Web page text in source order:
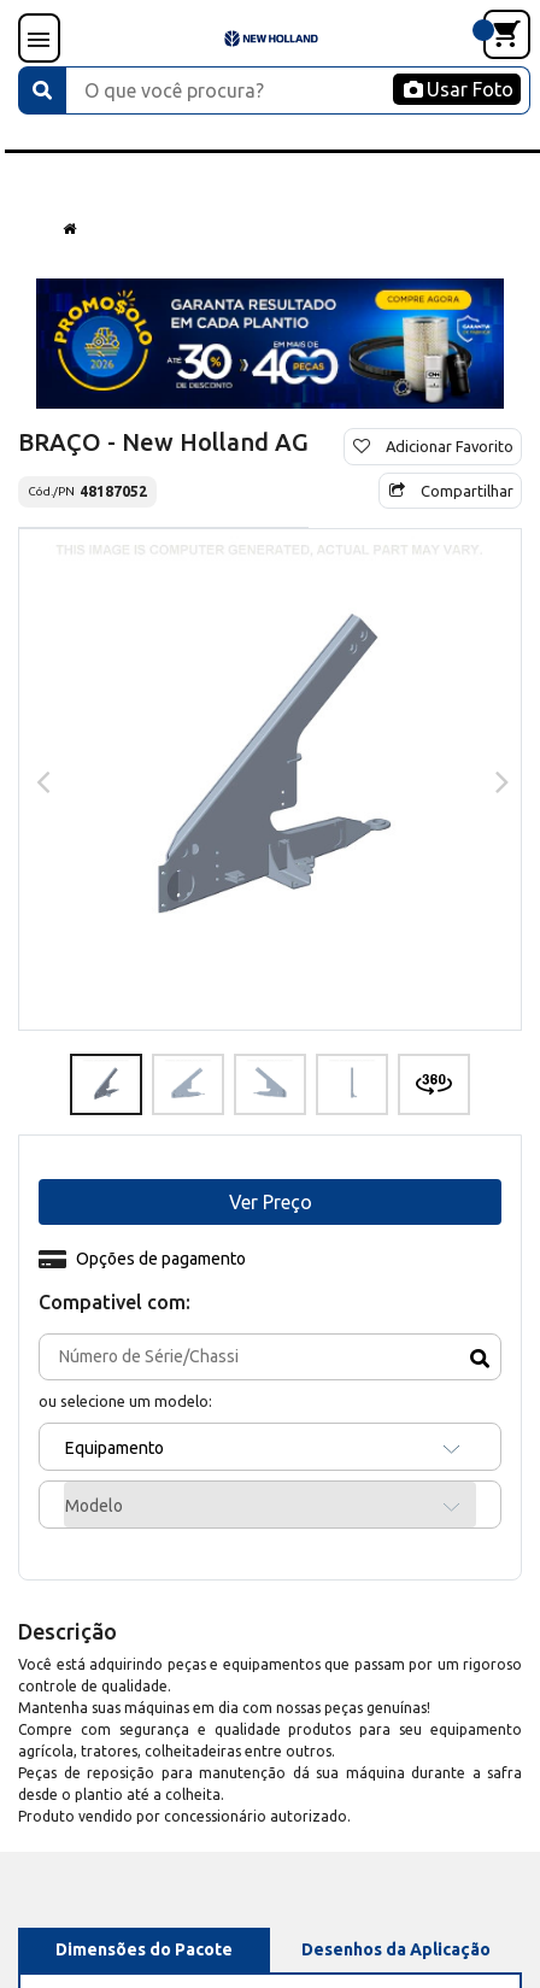
Usar Foto
BRAÇO - New Holland AG
Cód./PN 48187052
Adicionar Favorito
Compartilhar
Compativel com:
ou selecione um modelo:
Equipamento
Modelo
Opções de pagamento
Ver Preço
Descrição
Você está adquirindo peças e equipamentos que passam por um rigoroso
controle de qualidade.
Mantenha suas máquinas em dia com nossas peças genuínas!
Compre com segurança e qualidade produtos para seu equipamento
agrícola, tratores, colheitadeiras entre outros.
Peças de reposição para manutenção dá sua máquina durante a safra
desde o plantio até a colheita.
Produto vendido por concessionário autorizado.
Dimensões do Pacote Desenhos da Aplicação